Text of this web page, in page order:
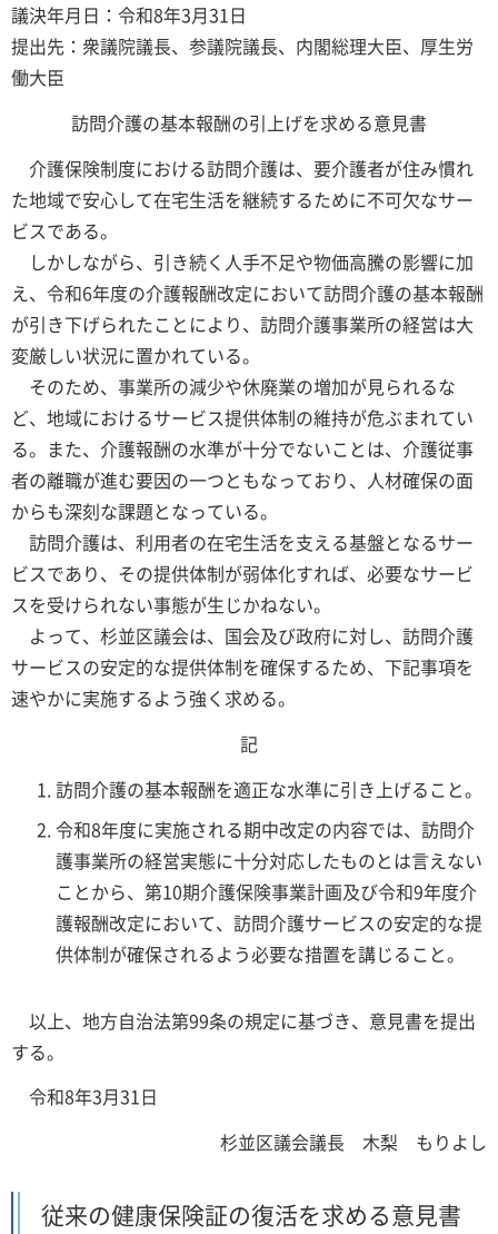
議決年月日：令和8年3月31日
提出先：衆議院議長、参議院議長、内閣総理大臣、厚生労
働大臣
訪問介護の基本報酬の引上げを求める意見書
介護保険制度における訪問介護は、要介護者が住み慣れ
た地域で安心して在宅生活を継続するために不可欠なサー
ビスである。
しかしながら、引き続く人手不足や物価高騰の影響に加
え、令和6年度の介護報酬改定において訪問介護の基本報酬
が引き下げられたことにより、訪問介護事業所の経営は大
変厳しい状況に置かれている。
そのため、事業所の減少や休廃業の増加が見られるな
ど、地域におけるサービス提供体制の維持が危ぶまれてい
る。また、介護報酬の水準が十分でないことは、介護従事
者の離職が進む要因の一つともなっており、人材確保の面
からも深刻な課題となっている。
訪問介護は、利用者の在宅生活を支える基盤となるサー
ビスであり、その提供体制が弱体化すれば、必要なサービ
スを受けられない事態が生じかねない。
よって、杉並区議会は、国会及び政府に対し、訪問介護
サービスの安定的な提供体制を確保するため、下記事項を
速やかに実施するよう強く求める。
記
訪問介護の基本報酬を適正な水準に引き上げること。
令和8年度に実施される期中改定の内容では、訪問介
護事業所の経営実態に十分対応したものとは言えない
ことから、第10期介護保険事業計画及び令和9年度介
護報酬改定において、訪問介護サービスの安定的な提
供体制が確保されるよう必要な措置を講じること。
以上、地方自治法第99条の規定に基づき、意見書を提出
する。
令和8年3月31日
杉並区議会議長 木梨 もりよし
従来の健康保険証の復活を求める意見書